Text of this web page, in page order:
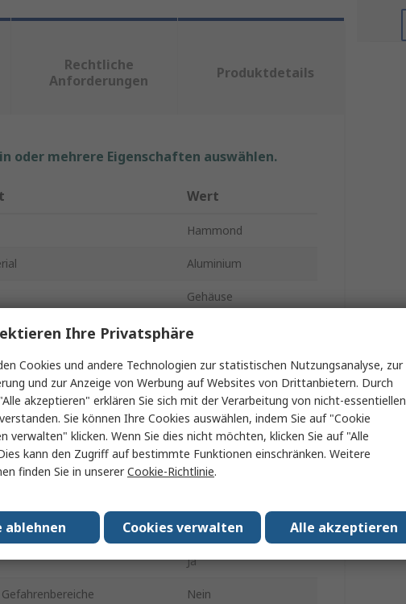
Rechtliche
Anforderungen
Produktdetails
oder mehrere Eigenschaften auswählen.
Wert
Hammond
Aluminium
Gehäuse
28mm
Nein
78mm
121mm
IP54
lichtdurchlässig
Ja
Nein
Ihre Privatsphäre
Cookies und andere Technologien zur statistischen Nutzungsanalyse, zur
und zur Anzeige von Werbung auf Websites von Drittanbietern. Durch
akzeptieren" erklären Sie sich mit der Verarbeitung von nicht-essentiellen
Sie können Ihre Cookies auswählen, indem Sie auf "Cookie
verwalten" klicken. Wenn Sie dies nicht möchten, klicken Sie auf "Alle
kann den Zugriff auf bestimmte Funktionen einschränken. Weitere
finden Sie in unsererCookie-Richtlinie.
Alle akzeptieren
Cookies verwalten
ablehnen